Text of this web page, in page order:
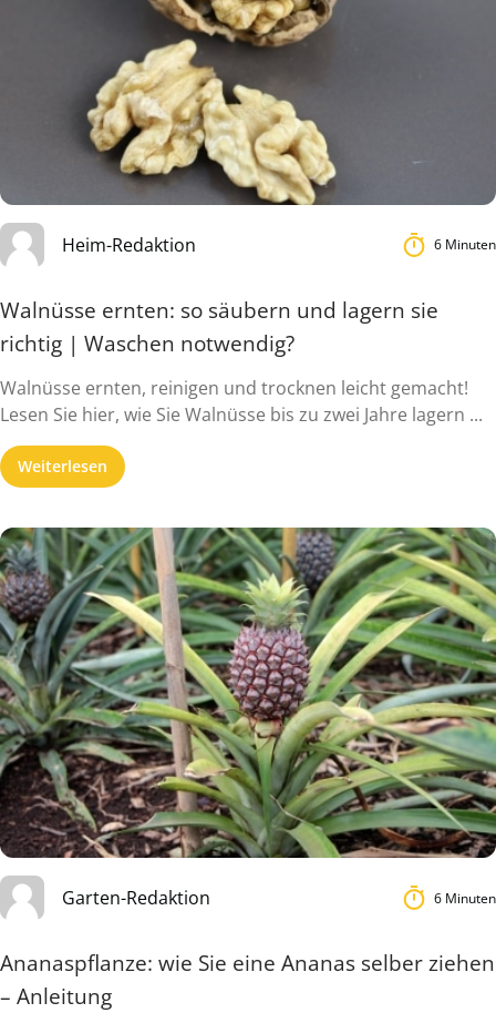
Heim-Redaktion 6 Minuten
Walnüsse ernten: so säubern und lagern sie
richtig | Waschen notwendig?
Walnüsse ernten, reinigen und trocknen leicht gemacht!
Lesen Sie hier, wie Sie Walnüsse bis zu zwei Jahre lagern ...
Weiterlesen
Garten-Redaktion 6 Minuten
Ananaspflanze: wie Sie eine Ananas selber ziehen
– Anleitung